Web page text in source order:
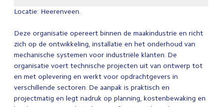
Locatie: Heerenveen.
Deze organisatie opereert binnen de maakindustrie en richt
zich op de ontwikkeling, installatie en het onderhoud van
mechanische systemen voor industriële klanten. De
organisatie voert technische projecten uit van ontwerp tot
en met oplevering en werkt voor opdrachtgevers in
verschillende sectoren. De aanpak is praktisch en
projectmatig en legt nadruk op planning, kostenbewaking en